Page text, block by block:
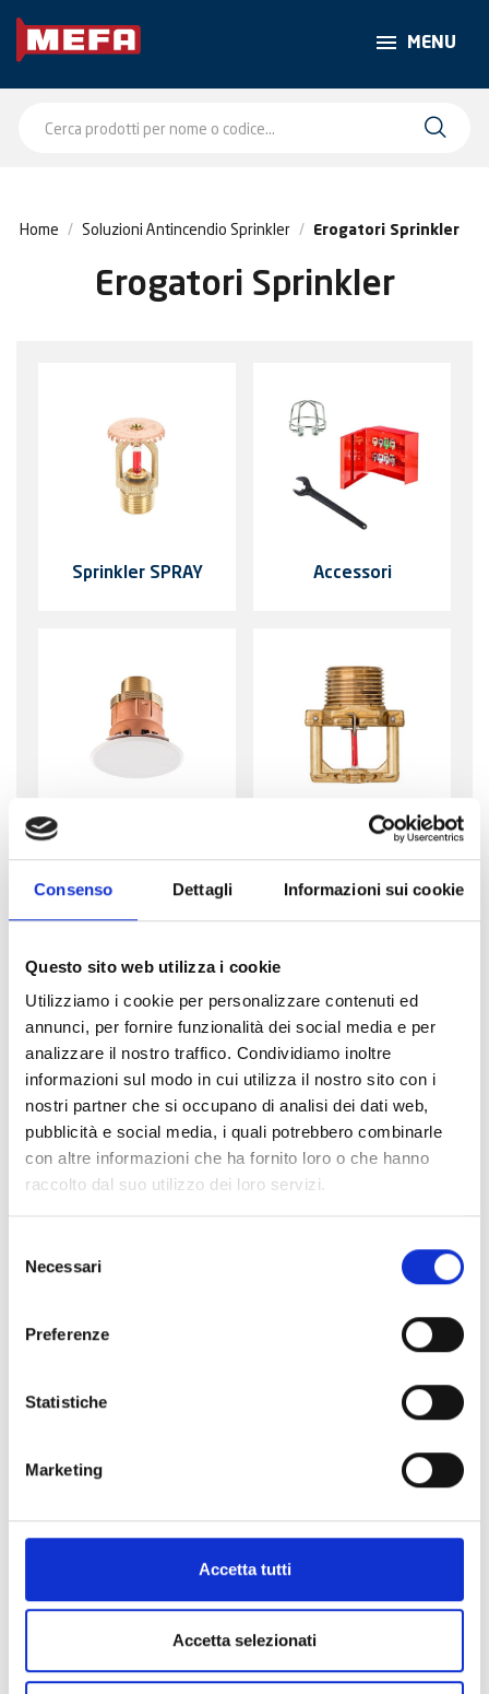
Consenso Dettagli Informazioni sui cookie
Questo sito web utilizza i cookie
Utilizziamo i cookie per personalizzare contenuti ed
annunci, per fornire funzionalità dei social media e per
analizzare il nostro traffico. Condividiamo inoltre
informazioni sul modo in cui utilizza il nostro sito con i
nostri partner che si occupano di analisi dei dati web,
pubblicità e social media, i quali potrebbero combinarle
con altre informazioni che ha fornito loro o che hanno
raccolto dal suo utilizzo dei loro servizi.
delNecessari
Preferenze
Statistiche
Marketing
Accetta tutti
Accetta selezionati
MENU
Home Soluzioni Antincendio Sprinkler Erogatori Sprinkler
Erogatori Sprinkler
Sprinkler SPRAY Accessori
CONCEALED
Sprinkler ELO
Sprinkler CMD Sprinkler CMDFP
Sprinkler FLAT
Sprinkler Spray
Sprinkler Flat
Sprinkler Storage